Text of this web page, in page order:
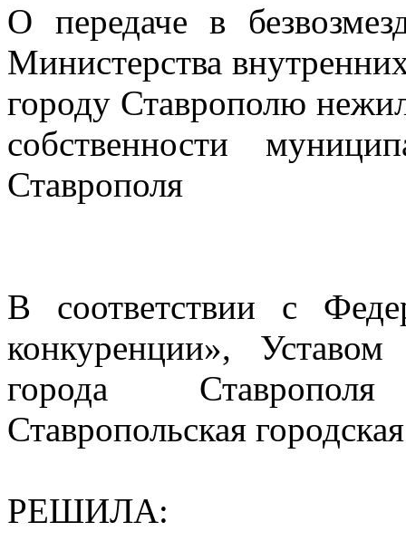
О передаче в
Министерства
городу Ставрополю
собственности
Ставрополя
В соответствии с
конкуренции», Уставом
города
Ставропольская
РЕШИЛА: